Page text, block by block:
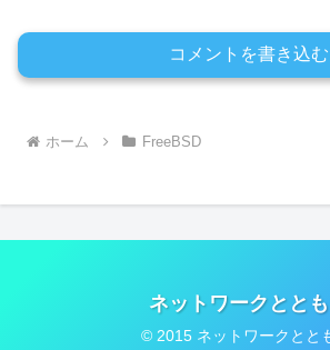
コメントを書き込む
ホーム FreeBSD
ネットワークとと
© 2015 ネットワークとと